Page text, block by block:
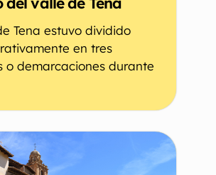
Tena estuvo dividido
en tres
o demarcaciones durante